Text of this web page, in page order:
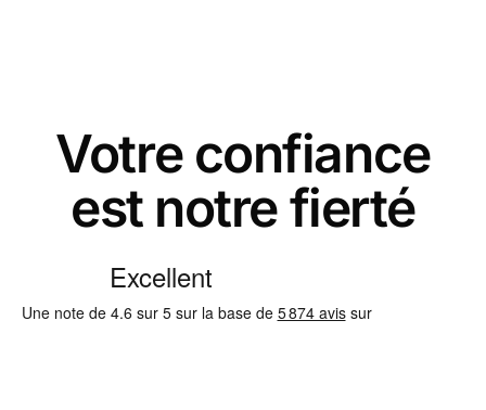
Votre confiance
est notre fierté